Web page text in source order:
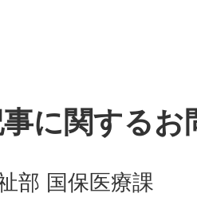
に関するお
部 国保医療課